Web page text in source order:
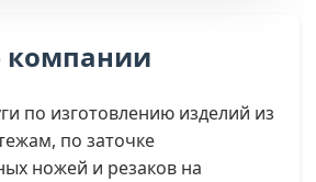
компании
по изготовлению изделий из
по заточке
ножей и резаков на